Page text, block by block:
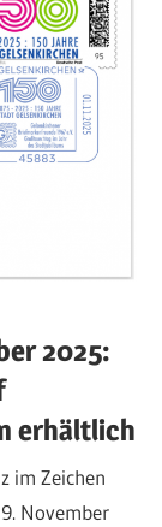
2025:
erhältlich
im Zeichen
November